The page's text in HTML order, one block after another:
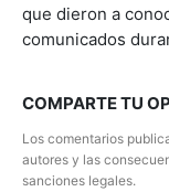
que dieron a
comunicados
COMPARTE TU
Los comentarios
autores y las
sanciones legales.